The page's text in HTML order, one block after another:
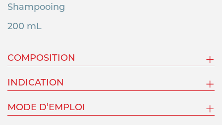
Shampooing
200 mL
COMPOSITION
INDICATION
MODE D’EMPLOI